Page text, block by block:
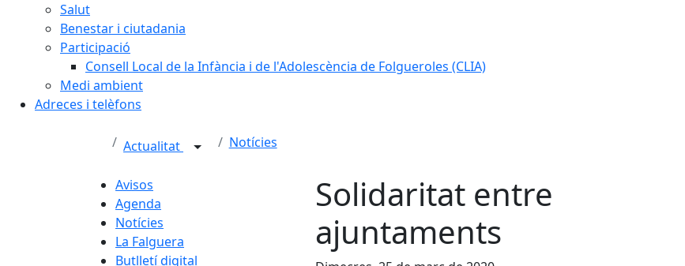
Salut
Benestar i ciutadania
Participació
Consell Local de la Infància i de l'Adolescència de Folgueroles (CLIA)
Medi ambient
Adreces i telèfons
Actualitat Notícies
Avisos
Agenda
Notícies
La Falguera
Butlletí digital
Solidaritat entre
ajuntaments